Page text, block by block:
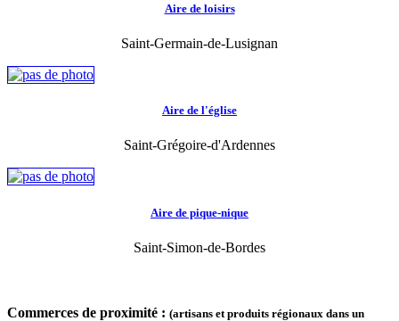
Aire de loisirs
Saint-Germain-de-Lusignan
Aire de l'église
Saint-Grégoire-d'Ardennes
Aire de pique-nique
Saint-Simon-de-Bordes
Commerces de proximité : (artisans et produits régionaux dans un